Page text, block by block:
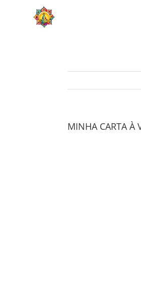
MINHA CARTA À